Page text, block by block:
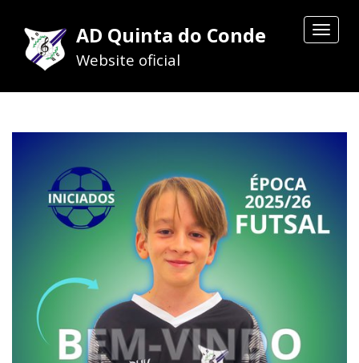
Toggle
AD Quinta do Conde
Website oficial